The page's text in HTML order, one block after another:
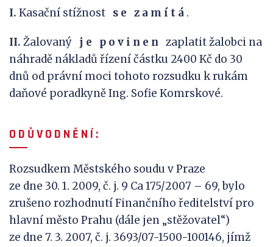
I. Kasační stížnost s e z a m í t á .
II. Žalovaný j e p o v i n e n zaplatit žalobci na
náhradě nákladů řízení částku 2400 Kč do 30
dnů od právní moci tohoto rozsudku k rukám
daňové poradkyně Ing. Sofie Komrskové.
O D Ů VO D N Ě N Í :
Rozsudkem Městského soudu v Praze
ze dne 30. 1. 2009, č. j. 9 Ca 175/2007 – 69, bylo
zrušeno rozhodnutí Finančního ředitelství pro
hlavní město Prahu (dále jen „stěžovatel“)
ze dne 7. 3. 2007, č. j. 3693/07-1500-100146, jímž